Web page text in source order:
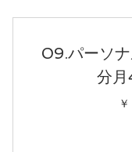
09.パーソ
分月
￥